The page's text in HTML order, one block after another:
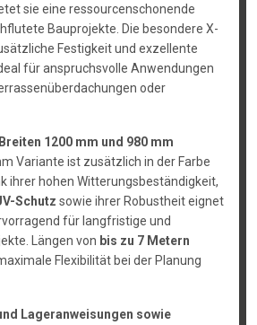
sie eine ressourcenschonende
Bauprojekte. Die besondere X-
Festigkeit und exzellente
für anspruchsvolle Anwendungen
oder
Breiten 1200 mm und 980 mm
Variante ist zusätzlich in der Farbe
ihrer hohen Witterungsbeständigkeit,
Schutz sowie ihrer Robustheit eignet
für langfristige und
Längen von bis zu 7 Metern
Flexibilität bei der Planung
Lageranweisungen sowie